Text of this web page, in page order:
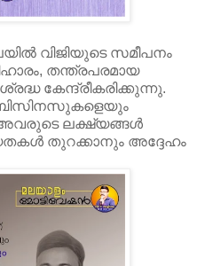
വിജിയുടെ സമീപനം
തന്ത്രപരമായ
കേന്ദ്രീകരിക്കുന്നു.
ബിസിനസുകളെയും
അവരുടെ ലക്ഷ്യങ്ങൾ
തുറക്കാനും അദ്ദേഹം